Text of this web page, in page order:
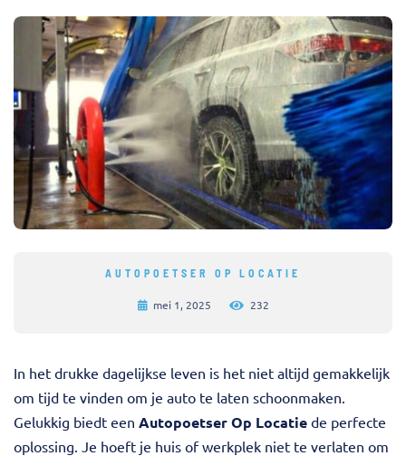
AUTOPOETSER OP LOCATIE
mei 1, 2025 232
In het drukke dagelijkse leven is het niet altijd gemakkelijk
om tijd te vinden om je auto te laten schoonmaken.
Gelukkig biedt een Autopoetser Op Locatie de perfecte
oplossing. Je hoeft je huis of werkplek niet te verlaten om